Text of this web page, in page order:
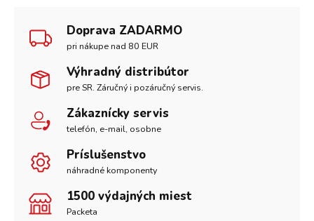
Doprava ZADARMO
pri nákupe nad 80 EUR
Výhradný distribútor
pre SR. Záručný i pozáručný servis.
Zákaznícky servis
telefón, e-mail, osobne
Príslušenstvo
náhradné komponenty
1500 výdajných miest
Packeta